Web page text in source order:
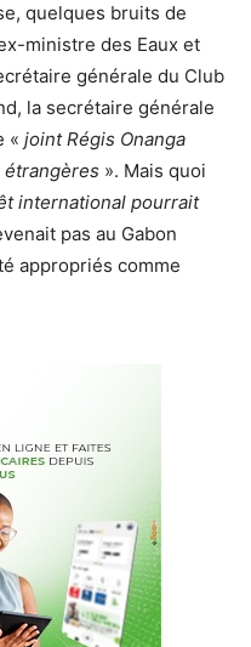
quelques bruits de
ministre des Eaux et
générale du Club
la secrétaire générale
« joint Régis Onanga
». Mais quoi
international pourrait
pas au Gabon
appropriés comme